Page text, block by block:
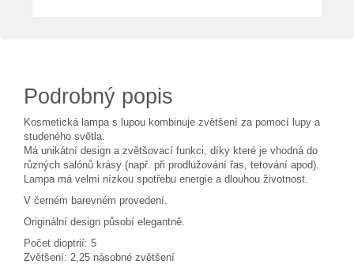
Podrobný popis
Kosmetická lampa s lupou kombinuje zvětšení za pomocí lupy a
studeného světla.
Má unikátní design a zvětšovací funkci, díky které je vhodná do
různých salónů krásy (např. při prodlužování řas, tetování apod).
Lampa má velmi nízkou spotřebu energie a dlouhou životnost.
V černém barevném provedení.
Originální design působí elegantně.
Počet dioptrií: 5
Zvětšení: 2,25 násobné zvětšení